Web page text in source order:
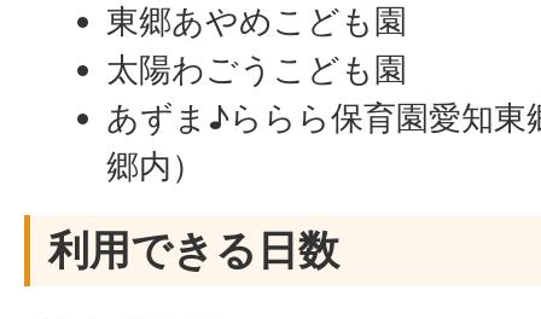
東郷あやめこども園
太陽わごうこども園
あずま♪ららら保育園愛知東
郷内）
利用できる日数